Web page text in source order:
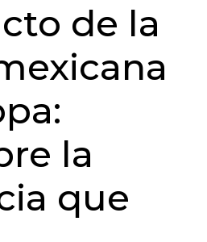
de la
la
que